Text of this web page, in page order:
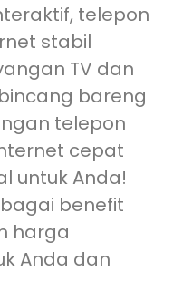
telepon
stabil
TV dan
bareng
telepon
cepat
untuk Anda!
benefit
harga
Anda dan